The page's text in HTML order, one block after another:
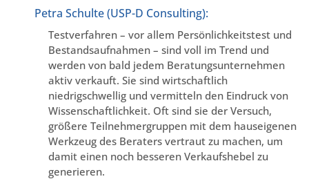
Petra Schulte (USP-D Consulting):
Testverfahren – vor allem Persönlichkeitstest und
Bestandsaufnahmen – sind voll im Trend und
werden von bald jedem Beratungsunternehmen
aktiv verkauft. Sie sind wirtschaftlich
niedrigschwellig und vermitteln den Eindruck von
Wissenschaftlichkeit. Oft sind sie der Versuch,
größere Teilnehmergruppen mit dem hauseigenen
Werkzeug des Beraters vertraut zu machen, um
damit einen noch besseren Verkaufshebel zu
generieren.